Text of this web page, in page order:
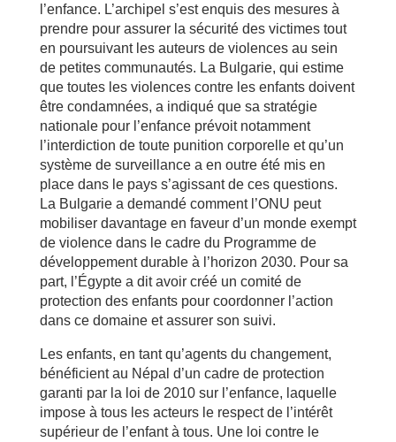
l’enfance. L’archipel s’est enquis des mesures à
prendre pour assurer la sécurité des victimes tout
en poursuivant les auteurs de violences au sein
de petites communautés. La Bulgarie, qui estime
que toutes les violences contre les enfants doivent
être condamnées, a indiqué que sa stratégie
nationale pour l’enfance prévoit notamment
l’interdiction de toute punition corporelle et qu’un
système de surveillance a en outre été mis en
place dans le pays s’agissant de ces questions.
La Bulgarie a demandé comment l’ONU peut
mobiliser davantage en faveur d’un monde exempt
de violence dans le cadre du Programme de
développement durable à l’horizon 2030. Pour sa
part, l’Égypte a dit avoir créé un comité de
protection des enfants pour coordonner l’action
dans ce domaine et assurer son suivi.
Les enfants, en tant qu’agents du changement,
bénéficient au Népal d’un cadre de protection
garanti par la loi de 2010 sur l’enfance, laquelle
impose à tous les acteurs le respect de l’intérêt
supérieur de l’enfant à tous. Une loi contre le